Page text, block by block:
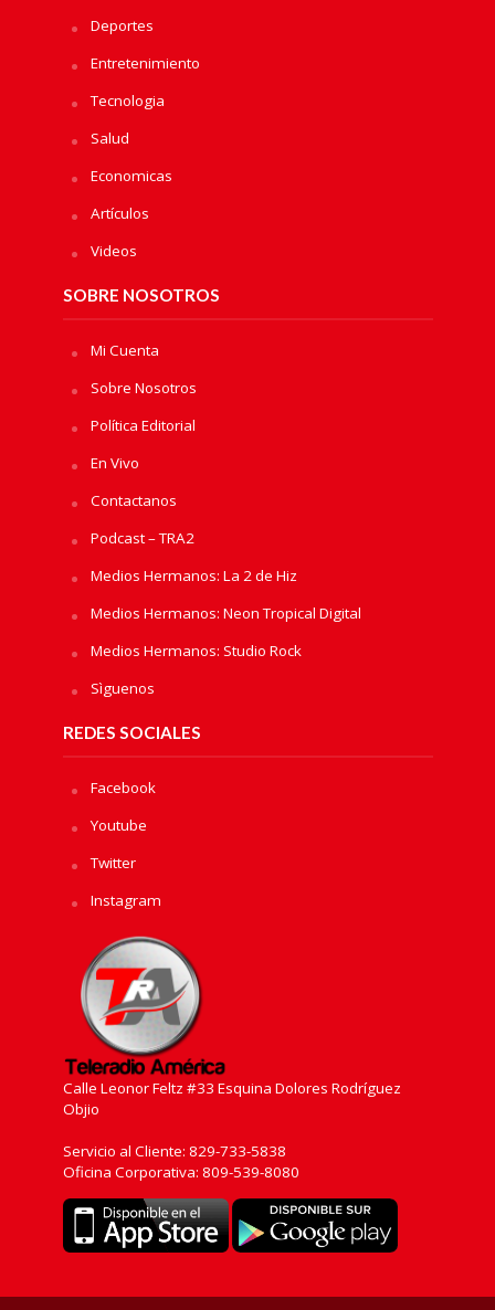
Deportes
Entretenimiento
Tecnologia
Salud
Economicas
Artículos
Videos
SOBRE NOSOTROS
Mi Cuenta
Sobre Nosotros
Política Editorial
En Vivo
Contactanos
Podcast – TRA2
Medios Hermanos: La 2 de Hiz
Medios Hermanos: Neon Tropical Digital
Medios Hermanos: Studio Rock
Sìguenos
REDES SOCIALES
Facebook
Youtube
Twitter
Instagram
Calle Leonor Feltz #33 Esquina Dolores Rodríguez
Objio
Servicio al Cliente: 829-733-5838
Oficina Corporativa: 809-539-8080